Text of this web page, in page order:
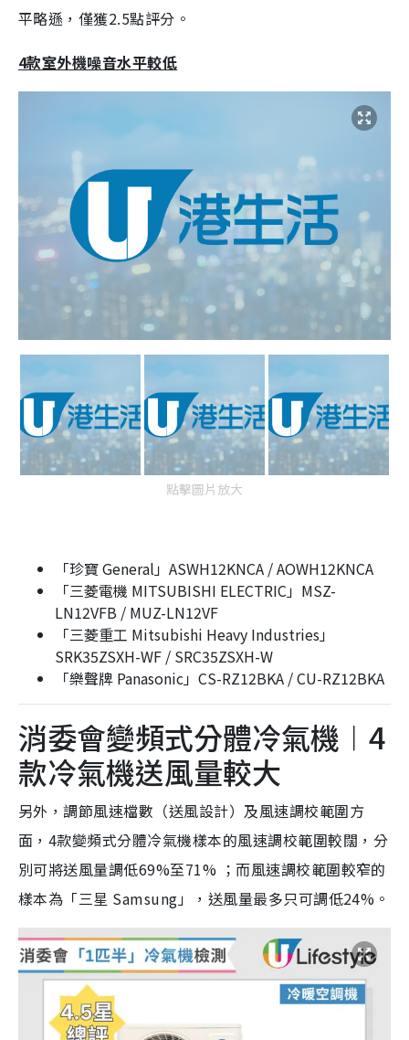
平略遜，僅獲2.5點評分。
4款室外機噪音水平較低
點擊圖片放大
「珍寶 General」ASWH12KNCA / AOWH12KNCA
「三菱電機 MITSUBISHI ELECTRIC」MSZ-
LN12VFB / MUZ-LN12VF
「三菱重工 Mitsubishi Heavy Industries」
SRK35ZSXH-WF / SRC35ZSXH-W
「樂聲牌 Panasonic」CS-RZ12BKA / CU-RZ12BKA
消委會變頻式分體冷氣機︱4
款冷氣機送風量較大
另外，調節風速檔數（送風設計）及風速調校範圍方
面，4款變頻式分體冷氣機樣本的風速調校範圍較闊，分
別可將送風量調低69%至71% ；而風速調校範圍較窄的
樣本為「三星 Samsung」，送風量最多只可調低24%。